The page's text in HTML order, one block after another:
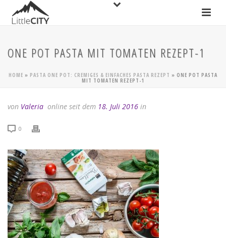
ONE POT PASTA MIT TOMATEN REZEPT-1
HOME » PASTA ONE POT: CREMIGES & EINFACHES PASTA REZEPT » ONE POT PASTA
MIT TOMATEN REZEPT-1
von Valeria online seit dem 18. Juli 2016 in
0